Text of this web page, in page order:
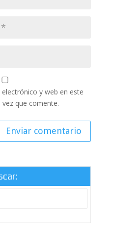
y web en este
que comente.